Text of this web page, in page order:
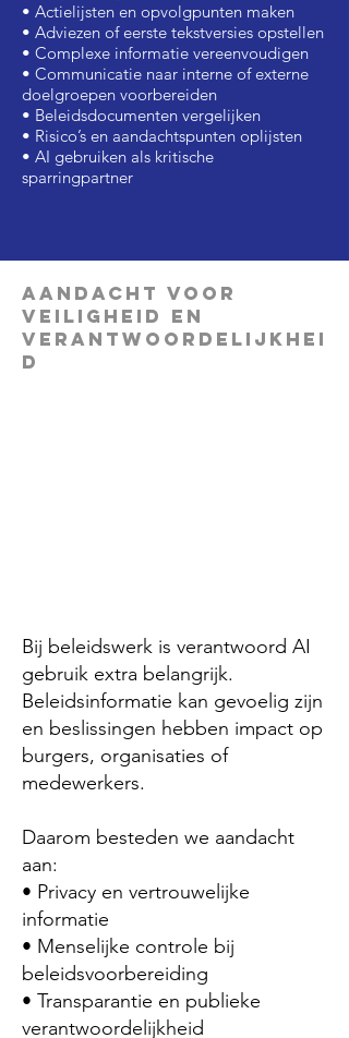
• Actielijsten en opvolgpunten maken
• Adviezen of eerste tekstversies opstellen
• Complexe informatie vereenvoudigen
• Communicatie naar interne of externe
doelgroepen voorbereiden
• Beleidsdocumenten vergelijken
• Risico’s en aandachtspunten oplijsten
• AI gebruiken als kritische
sparringpartner
Aandacht voor
veiligheid en
verantwoordelijkhei
d
Bij beleidswerk is verantwoord AI
gebruik extra belangrijk.
Beleidsinformatie kan gevoelig zijn
en beslissingen hebben impact op
burgers, organisaties of
medewerkers.
Daarom besteden we aandacht
aan:
• Privacy en vertrouwelijke
informatie
• Menselijke controle bij
beleidsvoorbereiding
• Transparantie en publieke
verantwoordelijkheid